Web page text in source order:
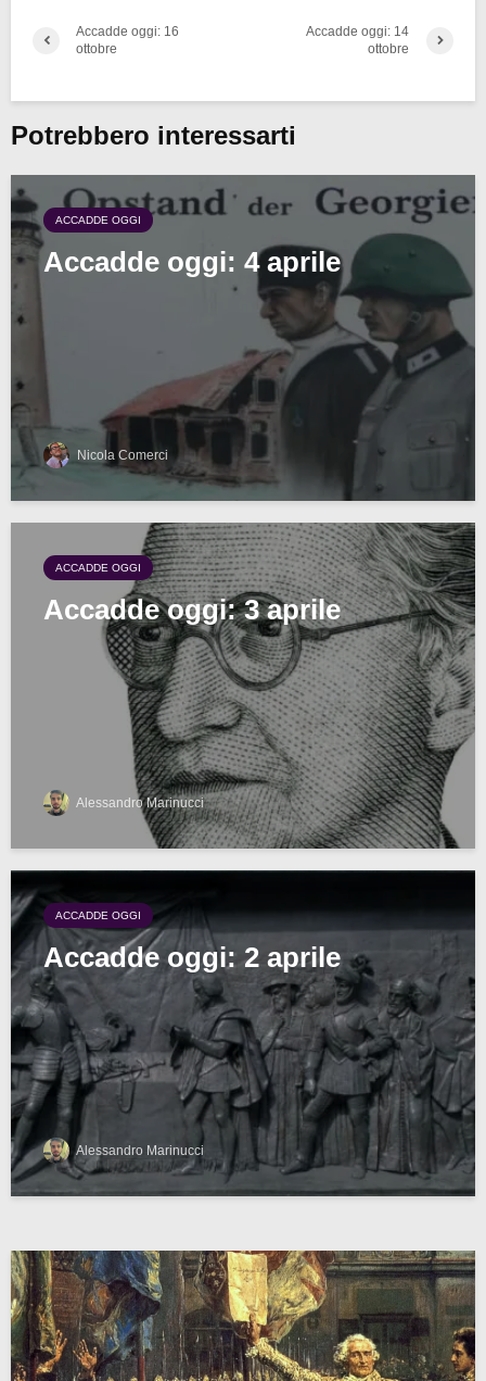
Accadde oggi: 16
ottobre
Accadde oggi: 14
ottobre
Potrebbero interessarti
ACCADDE OGGI
Accadde oggi: 4 aprile
Nicola Comerci
ACCADDE OGGI
Accadde oggi: 3 aprile
Alessandro Marinucci
ACCADDE OGGI
Accadde oggi: 2 aprile
Alessandro Marinucci